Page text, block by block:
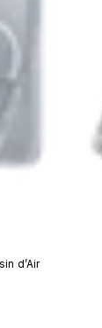
d’Air